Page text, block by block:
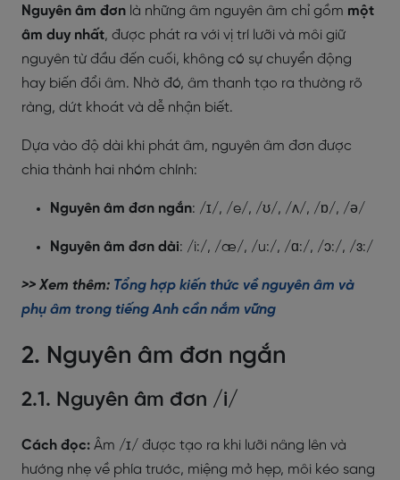
Nguyên âm đơn là những âm nguyên âm chỉ gồm một
âm duy nhất, được phát ra với vị trí lưỡi và môi giữ
nguyên từ đầu đến cuối, không có sự chuyển động
hay biến đổi âm. Nhờ đó, âm thanh tạo ra thường rõ
ràng, dứt khoát và dễ nhận biết.
Dựa vào độ dài khi phát âm, nguyên âm đơn được
chia thành hai nhóm chính:
Nguyên âm đơn ngắn: /ɪ/, /e/, /ʊ/, /ʌ/, /ɒ/, /ə/
Nguyên âm đơn dài: /i:/, /æ/, /u:/, /ɑ:/, /ɔ:/, /ɜ:/
>> Xem thêm: Tổng hợp kiến thức về nguyên âm và
phụ âm trong tiếng Anh cần nắm vững
2. Nguyên âm đơn ngắn
2.1. Nguyên âm đơn /i/
Cách đọc: Âm /ɪ/ được tạo ra khi lưỡi nâng lên và
hướng nhẹ về phía trước, miệng mở hẹp, môi kéo sang